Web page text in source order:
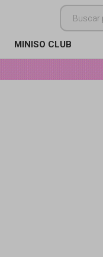
MINISO CLUB